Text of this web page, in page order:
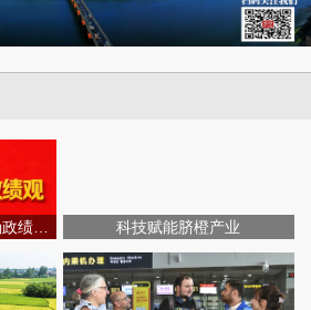
科技赋能脐橙产业